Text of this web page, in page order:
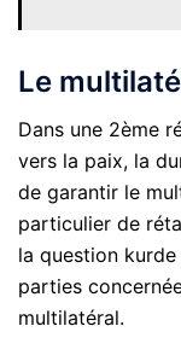
Le
Dans une 2ème
vers la paix, la
de garantir le
particulier de
la question
parties
multilatéral.